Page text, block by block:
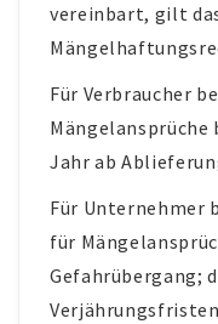
vereinbart, gilt
Für Verbraucher
Mängelansprüche
Jahr ab
Für Unternehmer
für
Gefahrübergang;